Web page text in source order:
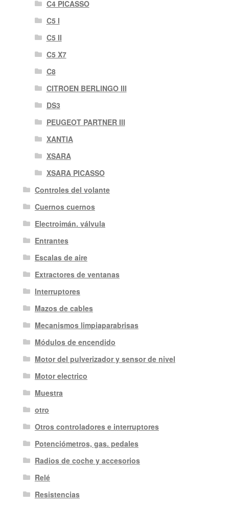
C4 PICASSO
C5 I
C5 II
C5 X7
C8
CITROEN BERLINGO III
DS3
PEUGEOT PARTNER III
XANTIA
XSARA
XSARA PICASSO
Controles del volante
Cuernos cuernos
Electroimán. válvula
Entrantes
Escalas de aire
Extractores de ventanas
Interruptores
Mazos de cables
Mecanismos limpiaparabrisas
Módulos de encendido
Motor del pulverizador y sensor de nivel
Motor electrico
Muestra
otro
Otros controladores e interruptores
Potenciómetros, gas. pedales
Radios de coche y accesorios
Relé
Resistencias